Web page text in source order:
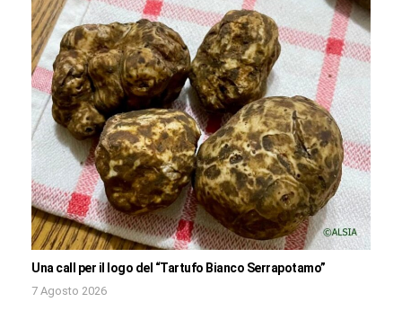
Una call per il logo del “Tartufo Bianco Serrapotamo”
7 Agosto 2026